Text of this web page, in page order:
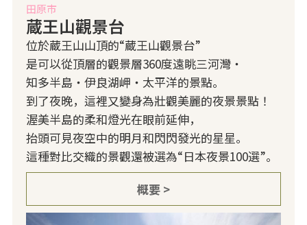
田原市
蔵王山觀景台
位於蔵王山山頂的“蔵王山觀景台”
是可以從頂層的觀景層360度遠眺三河灣・
知多半島・伊良湖岬・太平洋的景點。
到了夜晚，這裡又變身為壯觀美麗的夜景景點！
渥美半島的柔和燈光在眼前延伸，
抬頭可見夜空中的明月和閃閃發光的星星。
這種對比交織的景觀還被選為“日本夜景100選”。
概要 >